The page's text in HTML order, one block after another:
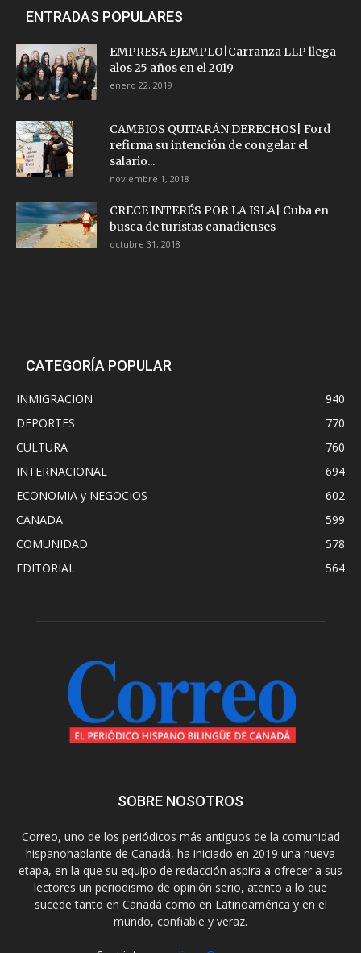
ENTRADAS POPULARES
EMPRESA EJEMPLO|Carranza LLP llega
alos 25 años en el 2019
enero 22, 2019
CAMBIOS QUITARÁN DERECHOS| Ford
refirma su intención de congelar el
salario...
noviembre 1, 2018
CRECE INTERÉS POR LA ISLA| Cuba en
busca de turistas canadienses
octubre 31, 2018
CATEGORÍA POPULAR
INMIGRACION
940
DEPORTES
770
CULTURA
760
INTERNACIONAL
694
ECONOMIA y NEGOCIOS
602
CANADA
599
COMUNIDAD
578
EDITORIAL
564
SOBRE NOSOTROS
Correo, uno de los periódicos más antiguos de la comunidad
hispanohablante de Canadá, ha iniciado en 2019 una nueva
etapa, en la que su equipo de redacción aspira a ofrecer a sus
lectores un periodismo de opinión serio, atento a lo que
sucede tanto en Canadá como en Latinoamérica y en el
mundo, confiable y veraz.